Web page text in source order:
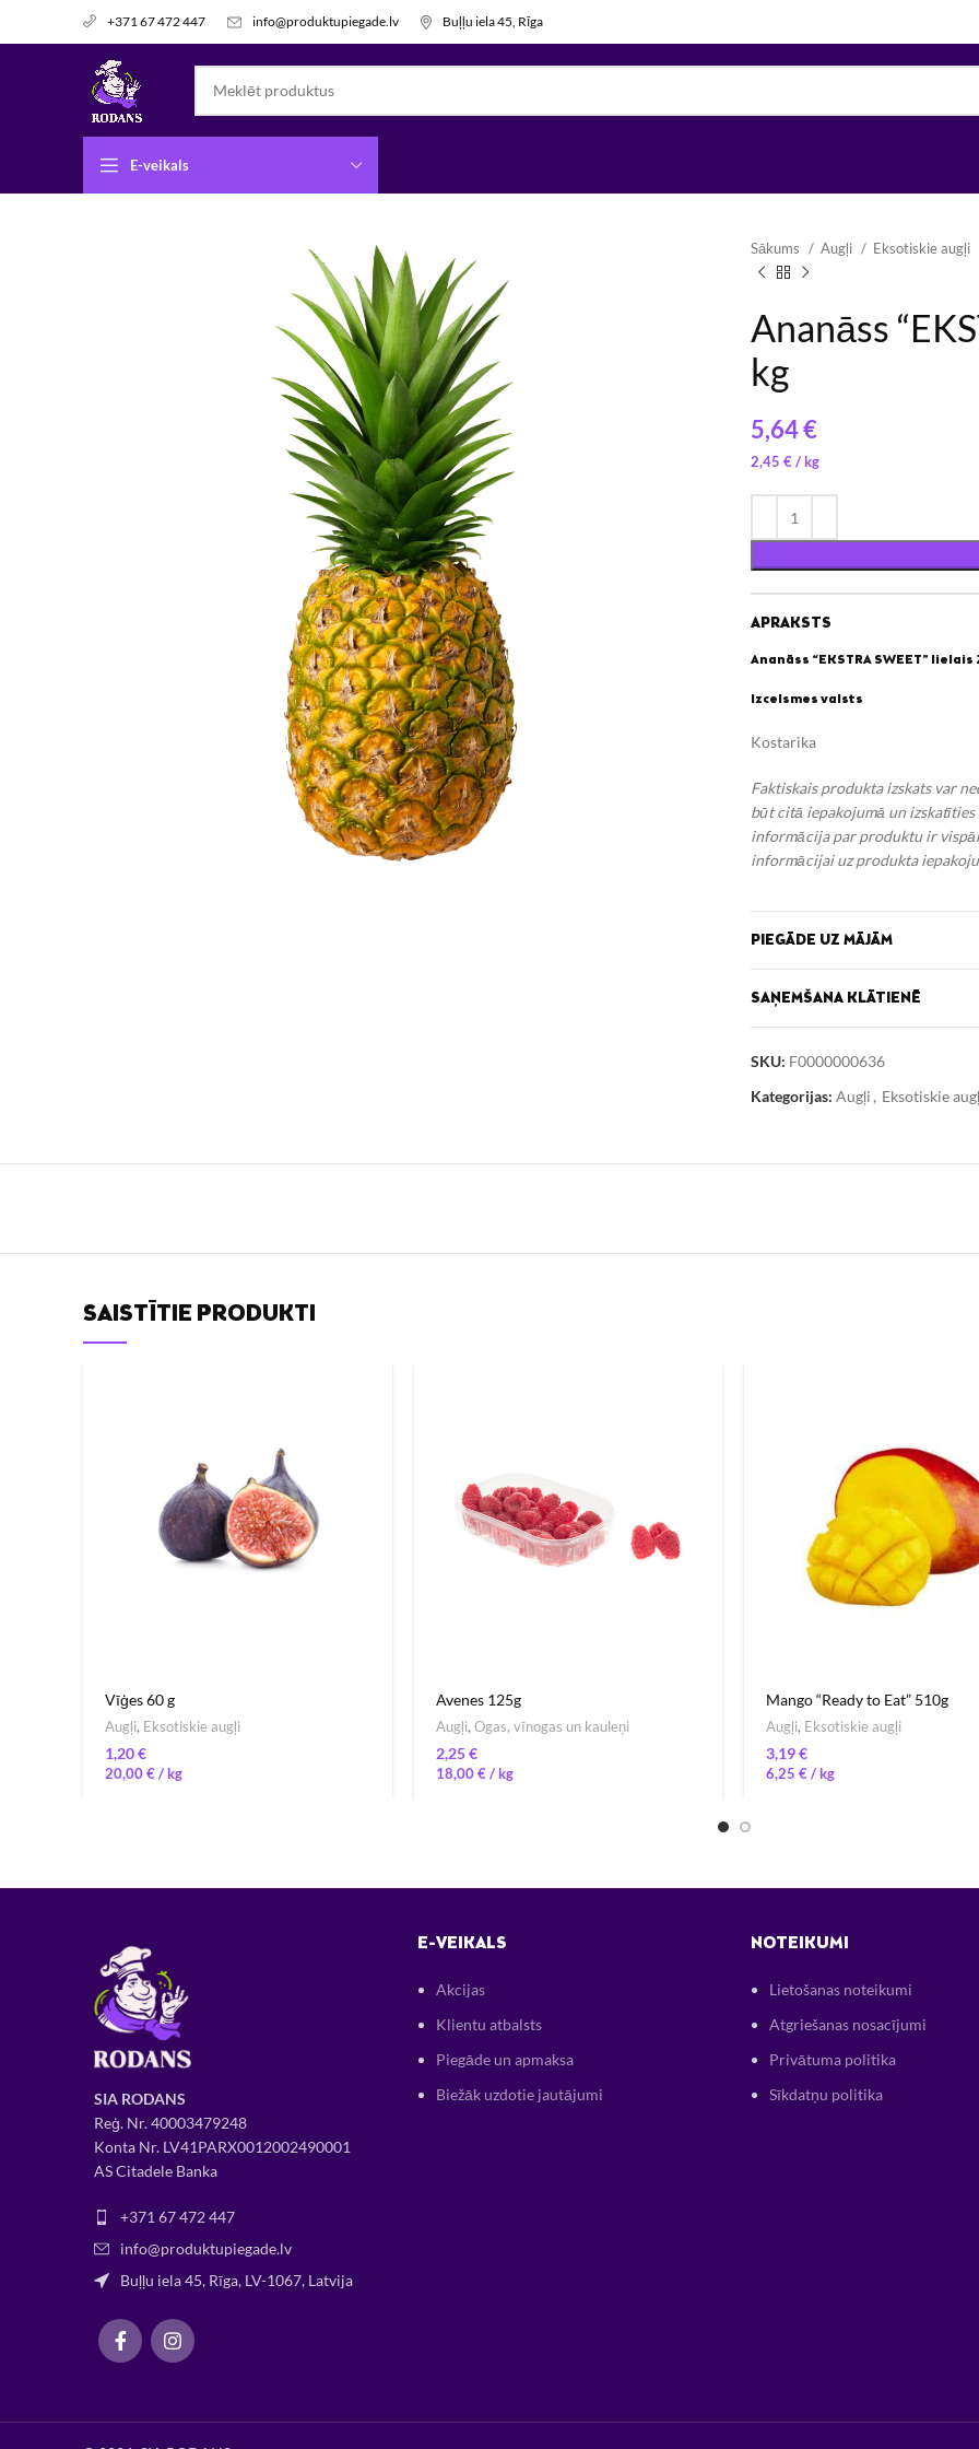
+371 67 472 447 info@produktupiegade.lv Buļļu iela 45, Rīga
E-veikals
Sākums Augļi Eksotiskie augļi
Ananāss
kg
€
2,45 €/
APRAKSTS
Ananāss “EKSTRA SWEET” lielais
Izcelsmes valsts
Kostarika
Faktiskais produkta izskats var
būt citā iepakojumā un
informācija par produktu ir
informācijai uz produkta
PIEGĀDE UZ MĀJĀM
SAŅEMŠANA KLĀTIENĒ
SKU: F0000000636
Kategorijas: Augļi , Eksotiskie
SAISTĪTIE PRODUKTI
Vīģes 60 g
Augļi, Eksotiskie augļi
€
20,00€/
Avenes 125g
Augļi, Ogas, vīnogas un kauleņi
€
18,00€ /
Mango “Ready to Eat” 510g
Augļi, Eksotiskie augļi
€
6,25€ /
SIA RODANS
Reģ. Nr.40003479248
Konta Nr. LV41PARX0012002490001
AS Citadele Banka
+371 67 472 447
info@produktupiegade.lv
Buļļu iela 45, Rīga, LV-1067, Latvija
E-VEIKALS
Akcijas
Klientu atbalsts
Piegāde un apmaksa
Biežāk uzdotie jautājumi
NOTEIKUMI
Lietošanas noteikumi
Atgriešanas nosacījumi
Privātuma politika
Sīkdatņu politika